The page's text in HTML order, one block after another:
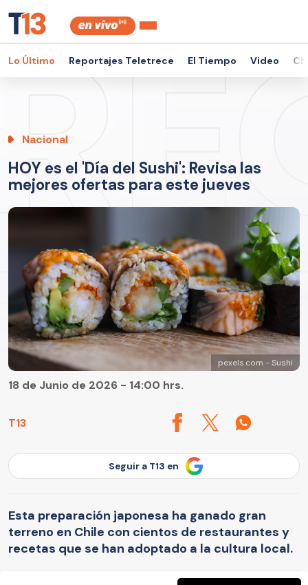
Lo Último Reportajes Teletrece El Tiempo Video
Nacional
HOY es el 'Día del Sushi': Revisa las
mejores ofertas para este jueves
pexels.com - Sushi
T13
18 de Junio de 2026 - 14:00 hrs.
Seguir a T13 en
Esta preparación japonesa ha ganado gran
terreno en Chile con cientos de restaurantes y
recetas que se han adoptado a la cultura local.